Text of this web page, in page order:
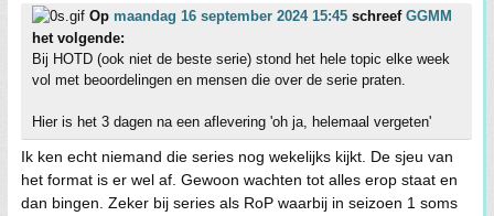
Op maandag 16 september 2024 15:45 schreef GGMM
het volgende:
Bij HOTD (ook niet de beste serie) stond het hele topic elke week
vol met beoordelingen en mensen die over de serie praten.
Hier is het 3 dagen na een aflevering 'oh ja, helemaal vergeten'
Ik ken echt niemand die series nog wekelijks kijkt. De sjeu van
het format is er wel af. Gewoon wachten tot alles erop staat en
dan bingen. Zeker bij series als RoP waarbij in seizoen 1 soms